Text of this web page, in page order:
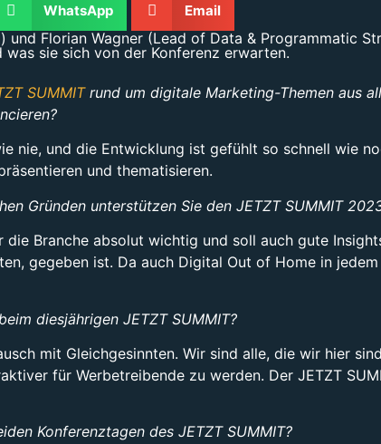
WhatsApp Email
Florian Wagner (Lead of Data & Programmatic
sie sich von der Konferenz erwarten.
SUMMITrund um digitale Marketing-Themen aus
nie, und die Entwicklung ist gefühlt so schnell wie
und thematisieren.
Gründen unterstützen Sie den JETZT SUMMIT
Branche absolut wichtig und soll auch gute
gegeben ist. Da auch Digital Out of Home in
diesjährigen JETZT SUMMIT?
mit Gleichgesinnten. Wir sind alle, die wir hier
für Werbetreibende zu werden. Der JETZT
Konferenztagen des JETZT SUMMIT?